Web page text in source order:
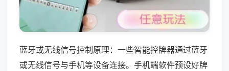
蓝牙或无线信号控制原理：一些智能控牌器通过蓝牙
或无线信号与手机等设备连接。手机端软件预设好牌